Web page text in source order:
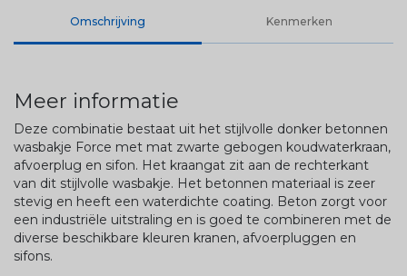
Omschrijving Kenmerken
Meer informatie
Deze combinatie bestaat uit het stijlvolle donker betonnen
wasbakje Force met mat zwarte gebogen koudwaterkraan,
afvoerplug en sifon. Het kraangat zit aan de rechterkant
van dit stijlvolle wasbakje. Het betonnen materiaal is zeer
stevig en heeft een waterdichte coating. Beton zorgt voor
een industriële uitstraling en is goed te combineren met de
diverse beschikbare kleuren kranen, afvoerpluggen en
sifons.